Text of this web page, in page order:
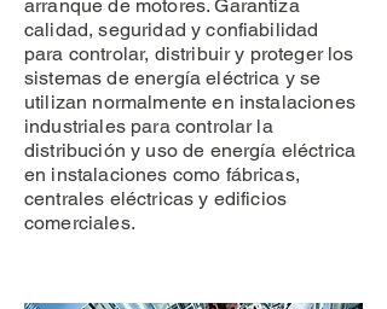
arranque de motores. Garantiza
calidad, seguridad y confiabilidad
para controlar, distribuir y proteger los
sistemas de energía eléctrica y se
utilizan normalmente en instalaciones
industriales para controlar la
distribución y uso de energía eléctrica
en instalaciones como fábricas,
centrales eléctricas y edificios
comerciales.